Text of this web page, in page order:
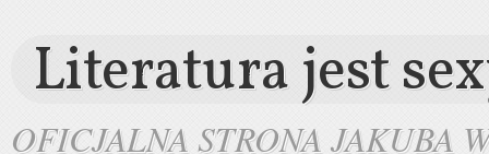
Literatura jest
OFICJALNA STRONA JAKUBA